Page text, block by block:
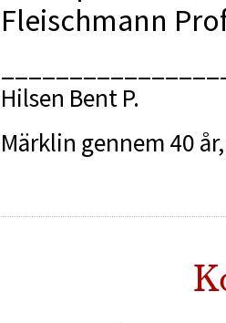
Fleischmann
Hilsen Bent P.
Märklin gennem 40